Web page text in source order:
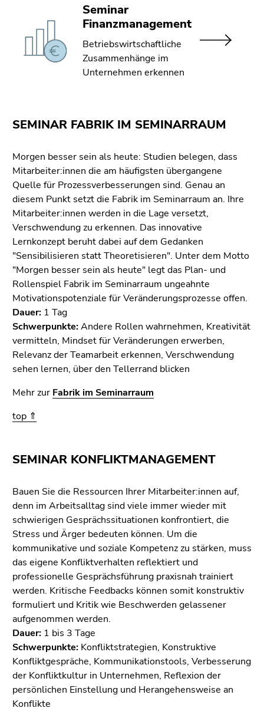
Seminar
Finanzmanagement
Betriebswirtschaftliche
Zusammenhänge im
Unternehmen erkennen
SEMINAR FABRIK IM SEMINARRAUM
Morgen besser sein als heute: Studien belegen, dass
Mitarbeiter:innen die am häufigsten übergangene
Quelle für Prozessverbesserungen sind. Genau an
diesem Punkt setzt die Fabrik im Seminarraum an. Ihre
Mitarbeiter:innen werden in die Lage versetzt,
Verschwendung zu erkennen. Das innovative
Lernkonzept beruht dabei auf dem Gedanken
"Sensibilisieren statt Theoretisieren". Unter dem Motto
"Morgen besser sein als heute" legt das Plan- und
Rollenspiel Fabrik im Seminarraum ungeahnte
Motivationspotenziale für Veränderungsprozesse offen.
Dauer: 1 Tag
Schwerpunkte:Andere Rollen wahrnehmen, Kreativität
vermitteln, Mindset für Veränderungen erwerben,
Relevanz der Teamarbeit erkennen, Verschwendung
sehen lernen, über den Tellerrand blicken
Mehr zur Fabrik im Seminarraum
top ⇑
SEMINAR KONFLIKTMANAGEMENT
Bauen Sie die Ressourcen Ihrer Mitarbeiter:innen auf,
denn im Arbeitsalltag sind viele immer wieder mit
schwierigen Gesprächssituationen konfrontiert, die
Stress und Ärger bedeuten können. Um die
kommunikative und soziale Kompetenz zu stärken, muss
das eigene Konfliktverhalten reflektiert und
professionelle Gesprächsführung praxisnah trainiert
werden. Kritische Feedbacks können somit konstruktiv
formuliert und Kritik wie Beschwerden gelassener
aufgenommen werden.
Dauer: 1 bis 3 Tage
Schwerpunkte: Konfliktstrategien, Konstruktive
Konfliktgespräche, Kommunikationstools, Verbesserung
der Konfliktkultur in Unternehmen, Reflexion der
persönlichen Einstellung und Herangehensweise an
Konflikte